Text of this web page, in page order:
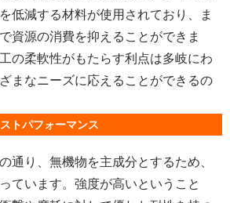
低減する材料が使用されており、ま
資源の消費を抑えることができま
の柔軟性がもたらす利点は多岐にわ
まなニーズに応えることができるの
トパフォーマンス
通り、無機物を主成分とするため、
ています。強度が高いということ